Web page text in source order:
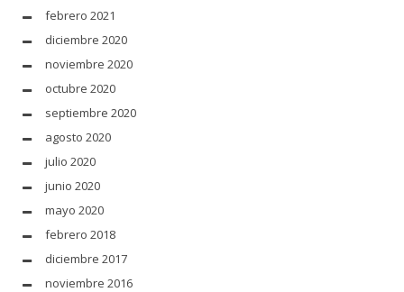
febrero 2021
diciembre 2020
noviembre 2020
octubre 2020
septiembre 2020
agosto 2020
julio 2020
junio 2020
mayo 2020
febrero 2018
diciembre 2017
noviembre 2016